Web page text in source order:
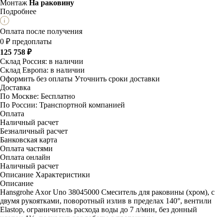
Монтаж На раковину
Подробнее
Оплата после получения
0 ₽ предоплаты
125 758 ₽
Склад Россия: в наличии
Склад Европа: в наличии
Оформить без оплаты Уточнить сроки доставки
Доставка
По Москве: Бесплатно
По России: Транспортной компанией
Оплата
Наличный расчет
Безналичный расчет
Банковская карта
Оплата частями
Оплата онлайн
Наличный расчет
Описание Характеристики
Описание
Hansgrohe Axor Uno 38045000 Смеситель для раковины (хром), с
двумя рукоятками, поворотный излив в пределах 140°, вентили
Elastop, ограничитель расхода воды до 7 л/мин, без донный